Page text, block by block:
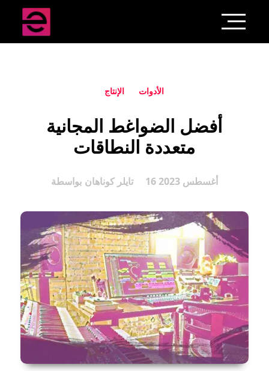
الإنتاج الأدوات
أفضل الضواغط المجانية
متعددة النطاقات
بواسطة تايلر كوناهان 16 أغسطس 2023